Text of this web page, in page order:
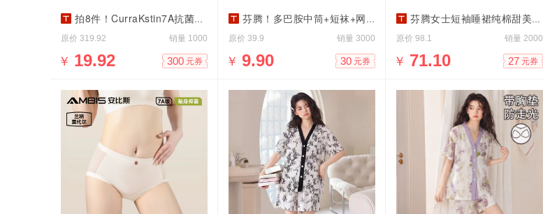
拍8件！CurraKstin7A抗菌棉袜中短筒袜8双
原价 319.92 销量 1000
￥ 19.92 300 元券
芬腾！多巴胺中筒+短袜+网眼+芭蕾风堆堆5双
原价 39.9 销量 3000
￥ 9.90 30 元券
芬腾女士短袖睡裙纯棉甜美风夏季薄款
原价 98.1 销量 2000
￥ 71.10 27 元券